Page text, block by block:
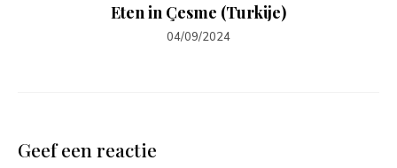
Eten in Çesme (Turkije)
04/09/2024
Geef een reactie